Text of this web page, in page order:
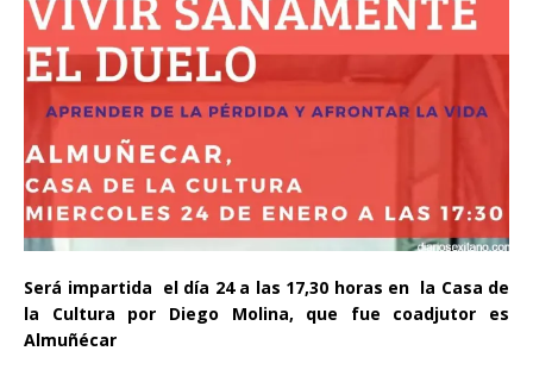
Será impartida el día 24 a las 17,30 horas en la Casa de
la Cultura por Diego Molina, que fue coadjutor es
Almuñécar